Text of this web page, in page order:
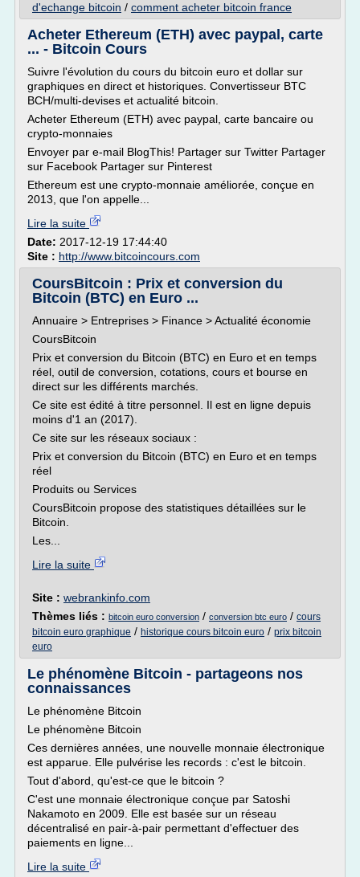
d'echange bitcoin / comment acheter bitcoin france
Acheter Ethereum (ETH) avec paypal, carte
... - Bitcoin Cours
Suivre l'évolution du cours du bitcoin euro et dollar sur
graphiques en direct et historiques. Convertisseur BTC
BCH/multi-devises et actualité bitcoin.
Acheter Ethereum (ETH) avec paypal, carte bancaire ou
crypto-monnaies
Envoyer par e-mail BlogThis! Partager sur Twitter Partager
sur Facebook Partager sur Pinterest
Ethereum est une crypto-monnaie améliorée, conçue en
2013, que l'on appelle...
Lire la suite
Date: 2017-12-19 17:44:40
Site : http://www.bitcoincours.com
CoursBitcoin : Prix et conversion du
Bitcoin (BTC) en Euro ...
Annuaire > Entreprises > Finance > Actualité économie
CoursBitcoin
Prix et conversion du Bitcoin (BTC) en Euro et en temps
réel, outil de conversion, cotations, cours et bourse en
direct sur les différents marchés.
Ce site est édité à titre personnel. Il est en ligne depuis
moins d'1 an (2017).
Ce site sur les réseaux sociaux :
Prix et conversion du Bitcoin (BTC) en Euro et en temps
réel
Produits ou Services
CoursBitcoin propose des statistiques détaillées sur le
Bitcoin.
Les...
Lire la suite
Site : webrankinfo.com
Thèmes liés : bitcoin euro conversion / conversion btc euro / cours
bitcoin euro graphique / historique cours bitcoin euro / prix bitcoin
euro
Le phénomène Bitcoin - partageons nos
connaissances
Le phénomène Bitcoin
Le phénomène Bitcoin
Ces dernières années, une nouvelle monnaie électronique
est apparue. Elle pulvérise les records : c'est le bitcoin.
Tout d'abord, qu'est-ce que le bitcoin ?
C'est une monnaie électronique conçue par Satoshi
Nakamoto en 2009. Elle est basée sur un réseau
décentralisé en pair-à-pair permettant d'effectuer des
paiements en ligne...
Lire la suite